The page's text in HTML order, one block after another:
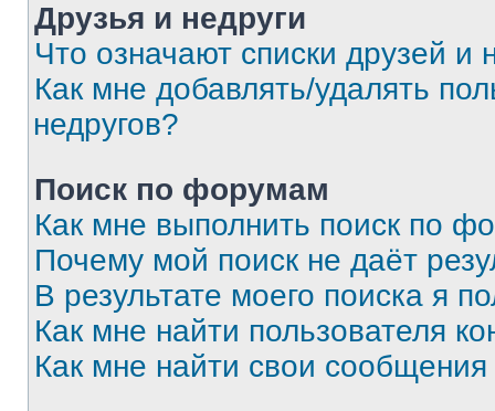
Друзья и недруги
Что означают списки друзей и
Как мне добавлять/удалять
недругов?
Поиск по форумам
Как мне выполнить поиск по
Почему мой поиск не даёт
В результате моего поиска я
Как мне найти пользователя
Как мне найти свои